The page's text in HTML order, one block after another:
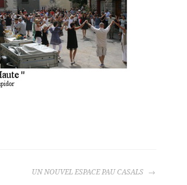
UN NOUVEL ESPACE PAU CASALS